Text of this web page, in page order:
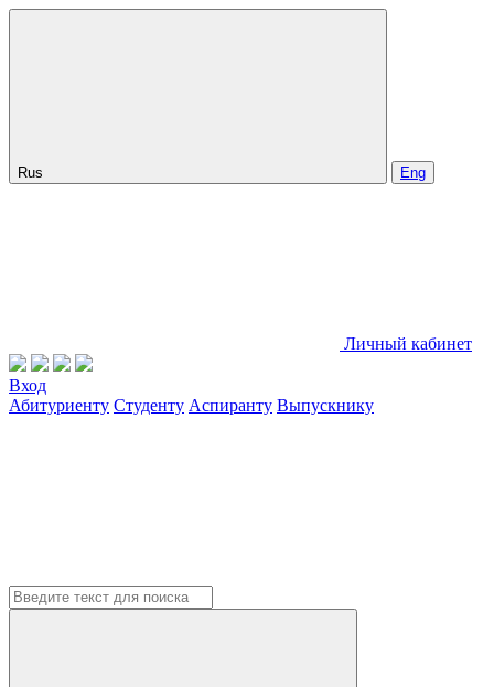
Rus Eng
Личный кабинет
Вход
Абитуриенту Студенту Аспиранту Выпускнику